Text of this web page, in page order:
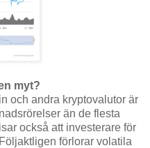
myt?
och andra kryptovalutor är
än de flesta
också att investerare för
förlorar volatila